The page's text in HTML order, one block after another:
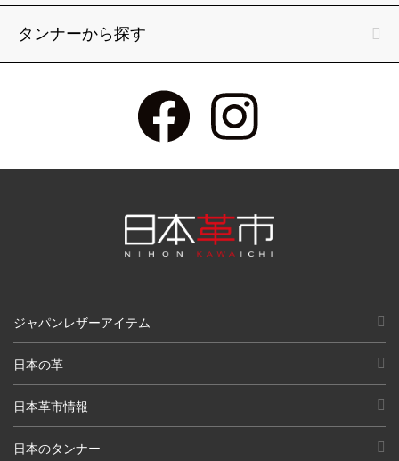
タンナーから探す
ジャパンレザーアイテム
日本の革
日本革市情報
日本のタンナー